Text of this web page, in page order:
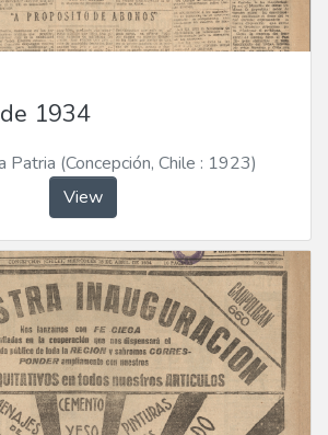
1934
Patria (Concepción, Chile : 1923)
View